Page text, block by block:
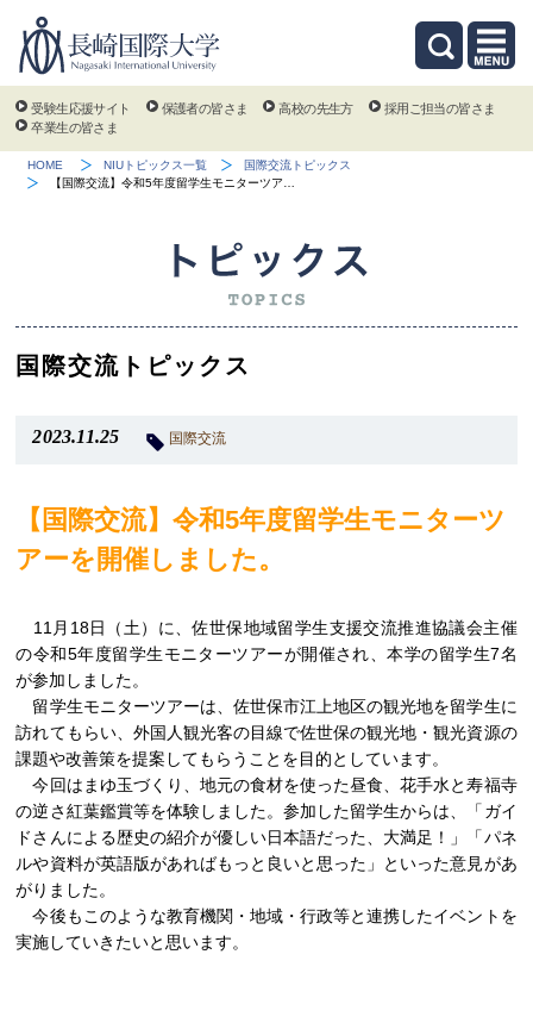
受験生応援サイト 保護者の皆さま 高校の先生方
採用ご担当の皆さま
卒業生の皆さま
HOME NIUトピックス一覧
国際交流トピックス
【国際交流】令和5年度留学生モニターツア…
国際交流トピックス
2023.11.25 国際交流
【国際交流】令和5年度留学生モニターツ
アーを開催しました。
11月18日（土）に、佐世保地域留学生支援交流推進協議会主催
の令和5年度留学生モニターツアーが開催され、本学の留学生7名
が参加しました。
留学生モニターツアーは、佐世保市江上地区の観光地を留学生に
訪れてもらい、外国人観光客の目線で佐世保の観光地・観光資源の
課題や改善策を提案してもらうことを目的としています。
今回はまゆ玉づくり、地元の食材を使った昼食、花手水と寿福寺
の逆さ紅葉鑑賞等を体験しました。参加した留学生からは、「ガイ
ドさんによる歴史の紹介が優しい日本語だった、大満足！」「パネ
ルや資料が英語版があればもっと良いと思った」といった意見があ
がりました。
今後もこのような教育機関・地域・行政等と連携したイベントを
実施していきたいと思います。